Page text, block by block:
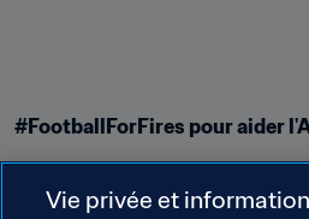
#FootballForFires pour aider
incendies ravageurs, des
Vie privée et